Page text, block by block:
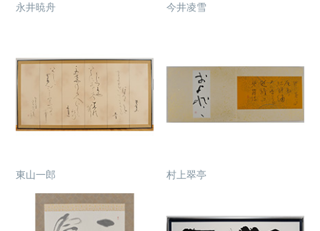
永井暁舟 今井凌雪
東山一郎 村上翠亭